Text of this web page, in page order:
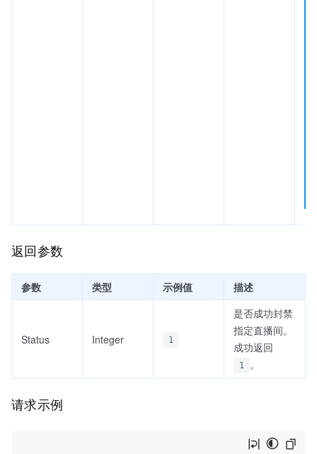
返回参数
参数 类型 示例值 描述
Status Integer 1
是否成功封禁
指定直播间。
成功返回
1 。
请求示例